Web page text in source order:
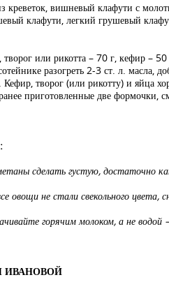
креветок, вишневый клафути с
клафути, легкий грушевый
или рикотта – 70 г, кефир –
разогреть 2-3 ст. л.
творог (или рикотту) и яйца
приготовленные две формочки,
сделать густую, достаточно
овощи не стали свекольного
горячим молоком, а не водой
ИВАНОВОЙ